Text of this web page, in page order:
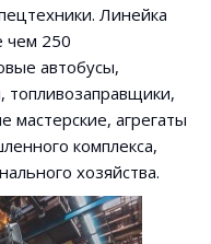
Линейка
чем 250
автобусы,
агрегаты
комплекса,
хозяйства.